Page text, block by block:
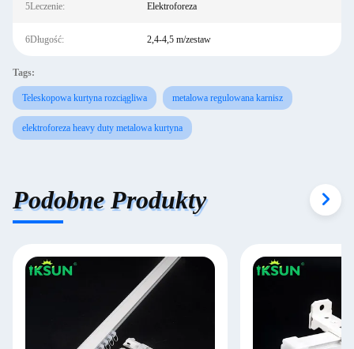
5Leczenie: Elektroforeza
6Długość: 2,4-4,5 m/zestaw
Tags:
Teleskopowa kurtyna rozciągliwa metalowa regulowana karnisz
elektroforeza heavy duty metalowa kurtyna
Podobne Produkty